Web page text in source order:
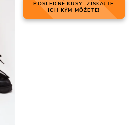
POSLEDNÉ KUSY- ZÍSKAJTE
ICH KÝM MÔŽETE!